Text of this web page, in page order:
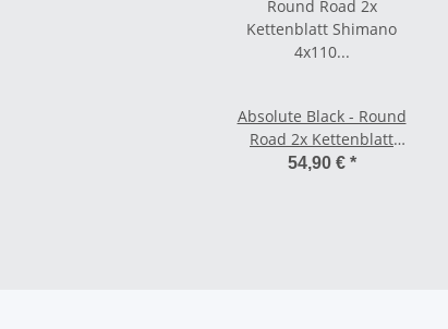
Absolute Black - Round
Road 2x Kettenblatt
Shimano 4x110 mm
54,90 € *